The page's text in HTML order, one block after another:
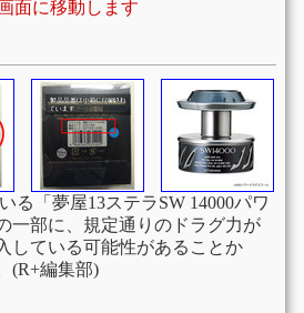
面に移動します
る「夢屋13ステラSW 14000パワ
一部に、規定通りのドラグ力が
している可能性があることか
(R+編集部)